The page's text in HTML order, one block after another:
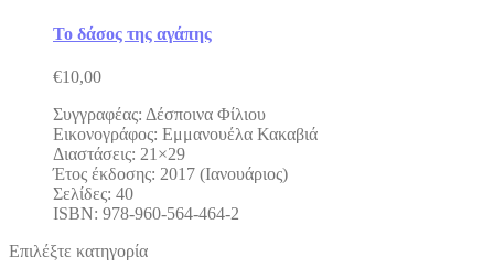
Το δάσος της αγάπης
€10,00
Συγγραφέας: Δέσποινα Φίλιου
Εικονογράφος: Εμμανουέλα Κακαβιά
Διαστάσεις: 21×29
Έτος έκδοσης: 2017 (Ιανουάριος)
Σελίδες: 40
ISBN: 978-960-564-464-2
Επιλέξτε κατηγορία